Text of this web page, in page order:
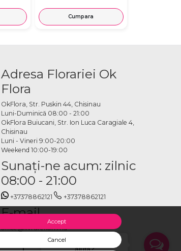
Accept
Cancel
Cumpara
Adresa Florariei Ok
Flora
OkFlora, Str. Puskin 44, Chisinau
Luni-Duminică 08:00 - 21:00
OkFlora Buiucani, Str. Ion Luca Caragiale 4,
Chisinau
Luni - Vineri 9:00-20:00
Weekend 10:00-19:00
Sunaţi-ne acum: zilnic
08:00 - 21:00
+37378862121 +37378862121
E-mail
office@livrareflori.md
Ne puteți contacta:
Salut, cu ce te putem
ajuta?